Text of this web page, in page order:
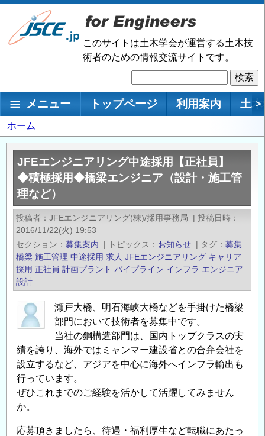
メ
ン
移
このサイトは土木学会が運営する土木技
術者のための情報交流サイトです。
索
メインナビゲーション
メニュー トップページ 利用案内 土 >
パ
ン
ず
ホーム
JFEエンジニアリング中途採用【正社員】
◆積極採用◆橋梁エンジニア（設計・施工管
理など）
投稿者 JFEエンジニアリング(株)/採用事務局 | 投稿日時
2016/11/22(火) 19:53
セクション
募集案内 | トピックス お知らせ | タグ
募集
橋梁 施工管理 中途採用 求人 JFEエンジニアリング キャリア
採用 正社員 計画プラント パイプライン インフラ エンジニア
設計
瀬戸大橋、明石海峡大橋などを手掛けた橋梁
部門において技術者を募集中です。
当社の鋼構造部門は、国内トップクラスの実
績を誇り、海外ではミャンマー建設省との合弁会社を
設立するなど、アジアを中心に海外へインフラ輸出も
行っています。
ぜひこれまでのご経験を活かして活躍してみません
か。
応募頂きましたら、待遇・福利厚生など転職にあたっ